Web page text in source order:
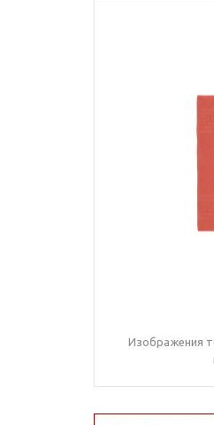
Изображения